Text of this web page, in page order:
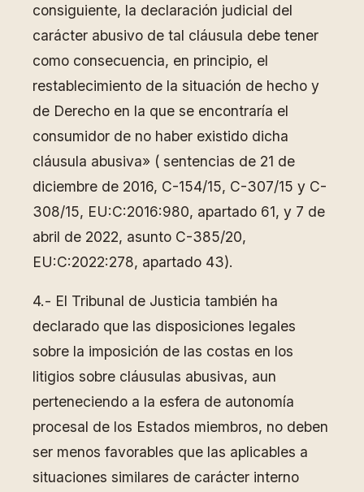
consiguiente, la declaración judicial del
carácter abusivo de tal cláusula debe tener
como consecuencia, en principio, el
restablecimiento de la situación de hecho y
de Derecho en la que se encontraría el
consumidor de no haber existido dicha
cláusula abusiva» ( sentencias de 21 de
diciembre de 2016, C-154/15, C-307/15 y C-
308/15, EU:C:2016:980, apartado 61, y 7 de
abril de 2022, asunto C-385/20,
EU:C:2022:278, apartado 43).
4.- El Tribunal de Justicia también ha
declarado que las disposiciones legales
sobre la imposición de las costas en los
litigios sobre cláusulas abusivas, aun
perteneciendo a la esfera de autonomía
procesal de los Estados miembros, no deben
ser menos favorables que las aplicables a
situaciones similares de carácter interno